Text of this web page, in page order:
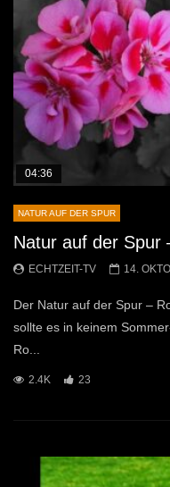
04:36
NATUR AUF DER SPUR
Natur auf der Spur
ECHTZEIT-TV 14.
Der Natur auf der Spur –
sollte es in keinem
Ro...
2.4K 23